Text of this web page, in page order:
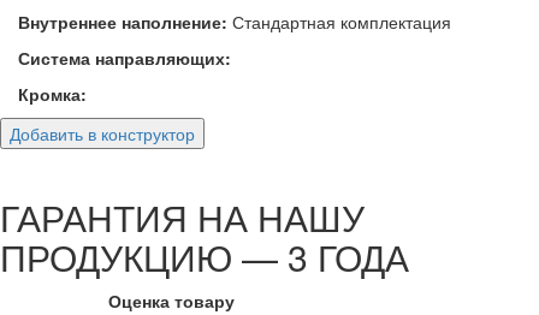
Внутреннее наполнение: Стандартная комплектация
Система направляющих:
Кромка:
Добавить в конструктор
ГАРАНТИЯ НА НАШУ
ПРОДУКЦИЮ — 3 ГОДА
Оценка товару